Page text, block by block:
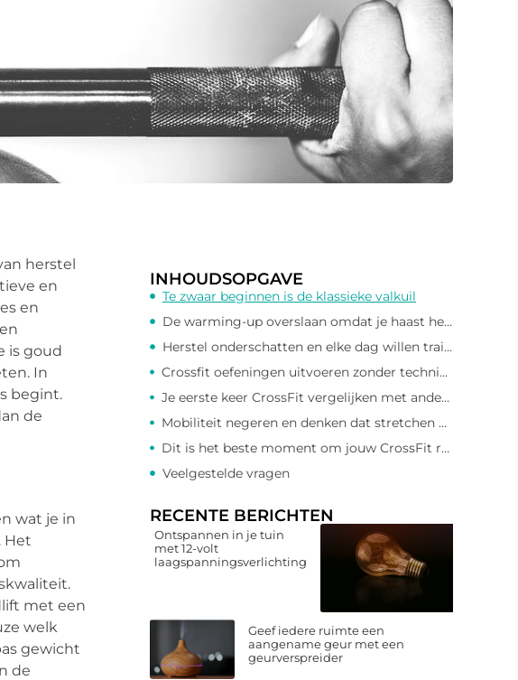
herstel
en
en
is goud
In
begint.
de
wat je in
Het
met een
welk
gewicht
de
INHOUDSOPGAVE
Te zwaar beginnen is de klassieke valkuil
De warming-up overslaan omdat je haast hebt
Herstel onderschatten en elke dag willen trainen
Crossfit oefeningen uitvoeren zonder technische basis
Je eerste keer CrossFit vergelijken met anderen in de groep
Mobiliteit negeren en denken dat stretchen overbodig is
Dit is het beste moment om jouw CrossFit reis te starten
Veelgestelde vragen
RECENTE BERICHTEN
Ontspannen in je tuin
met 12-volt
laagspanningsverlichting
Geef iedere ruimte een
aangename geur met een
geurverspreider